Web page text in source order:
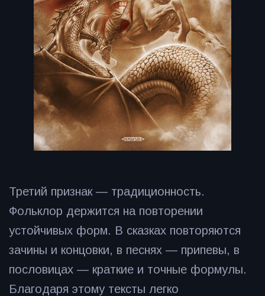
Третий признак — традиционность.
Фольклор держится на повторении
устойчивых форм. В сказках повторяются
зачины и концовки, в песнях — припевы, в
пословицах — краткие и точные формулы.
Благодаря этому тексты легко